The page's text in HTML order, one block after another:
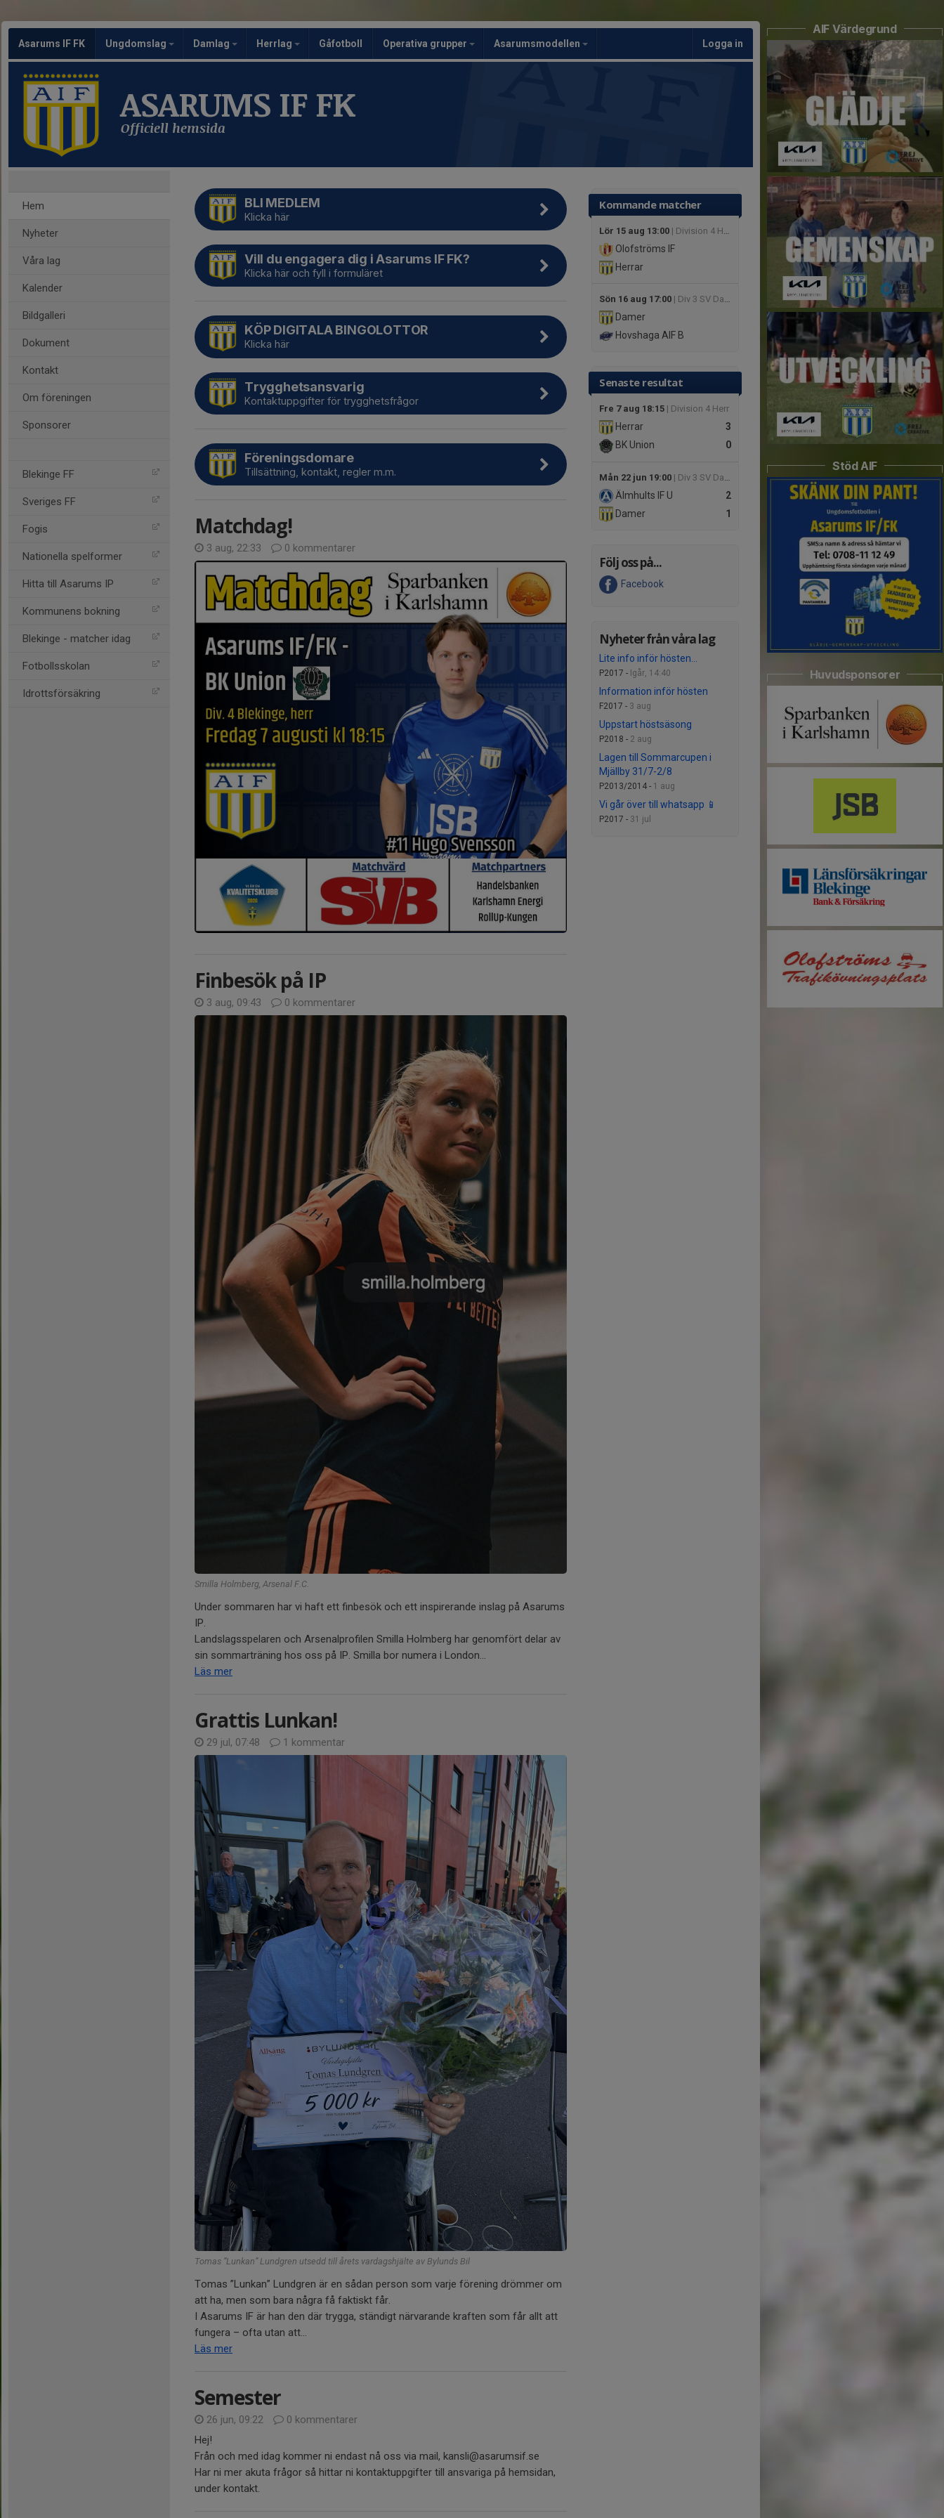
Asarums IF FK Ungdomslag Damlag Herrlag Gåfotboll Operativa grupper Asarumsmodellen Logga in
ASARUMS IF FK
Officiell hemsida
Hem
Nyheter
Våra lag
Kalender
Bildgalleri
Dokument
Kontakt
Om föreningen
Sponsorer
Blekinge FF
Sveriges FF
Fogis
Nationella spelformer
Hitta till Asarums IP
Kommunens bokning
Blekinge - matcher idag
Fotbollsskolan
Idrottsförsäkring
Kommande matcher
Lör 15 aug 13:00 | Division 4 Herr
Olofströms IF
Herrar
Sön 16 aug 17:00 | Div 3 SV Dam
Damer
Hovshaga AIF B
Senaste resultat
Fre 7 aug 18:15 | Division 4 Herr
3
Herrar
0
BK Union
Mån 22 jun 19:00 | Div 3 SV Dam
2
Älmhults IF U
1
Damer
Följ oss på...
Facebook
Nyheter från våra lag
Lite info inför hösten…
P2017 - Igår, 14:40
Information inför hösten
F2017 - 3 aug
Uppstart höstsäsong
P2018 - 2 aug
Lagen till Sommarcupen i
Mjällby 31/7-2/8
P2013/2014 - 1 aug
Vi går över till whatsapp 📱
P2017 - 31 jul
BLI MEDLEM
Klicka här
Vill du engagera dig i Asarums IF FK?
Klicka här och fyll i formuläret
KÖP DIGITALA BINGOLOTTOR
Klicka här
Trygghetsansvarig
Kontaktuppgifter för trygghetsfrågor
Föreningsdomare
Tillsättning, kontakt, regler m.m.
Matchdag!
3 aug, 22:33 0 kommentarer
Finbesök på IP
3 aug, 09:43 0 kommentarer
Smilla Holmberg, Arsenal F.C.
Under sommaren har vi haft ett finbesök och ett inspirerande inslag på Asarums
IP.
Landslagsspelaren och Arsenalprofilen Smilla Holmberg har genomfört delar av
sin sommarträning hos oss på IP. Smilla bor numera i London...
Läs mer
Grattis Lunkan!
29 jul, 07:48 1 kommentar
Tomas ”Lunkan” Lundgren utsedd till årets vardagshjälte av Bylunds Bil
Tomas ”Lunkan” Lundgren är en sådan person som varje förening drömmer om
att ha, men som bara några få faktiskt får.
I Asarums IF är han den där trygga, ständigt närvarande kraften som får allt att
fungera – ofta utan att...
Läs mer
Semester
26 jun, 09:22
0 kommentarer
Hej!
Från och med idag kommer ni endast nå oss via mail, kansli@asarumsif.se
Har ni mer akuta frågor så hittar ni kontaktuppgifter till ansvariga på hemsidan,
under kontakt.
AIF Värdegrund
Stöd AIF
Huvudsponsorer